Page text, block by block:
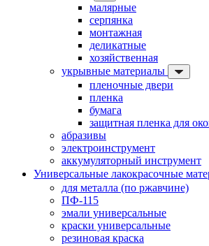
малярные
серпянка
монтажная
деликатные
хозяйственная
укрывные материалы
пленочные двери
пленка
бумага
защитная пленка для
абразивы
электроинструмент
аккумуляторный инструмент
Универсальные лакокрасочные
для металла (по ржавчине)
ПФ-115
эмали универсальные
краски универсальные
резиновая краска